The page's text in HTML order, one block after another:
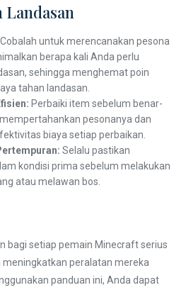
Landasan
Cobalah untuk merencanakan pesona
berapa kali Anda perlu
sehingga menghemat poin
tahan landasan.
Perbaiki item sebelum benar-
pesonanya dan
biaya setiap perbaikan.
Selalu pastikan
kondisi prima sebelum melakukan
atau melawan bos.
bagi setiap pemain Minecraft serius
peralatan mereka
panduan ini, Anda dapat